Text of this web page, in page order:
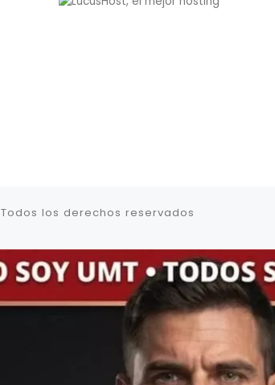
Todos los derechos reservados